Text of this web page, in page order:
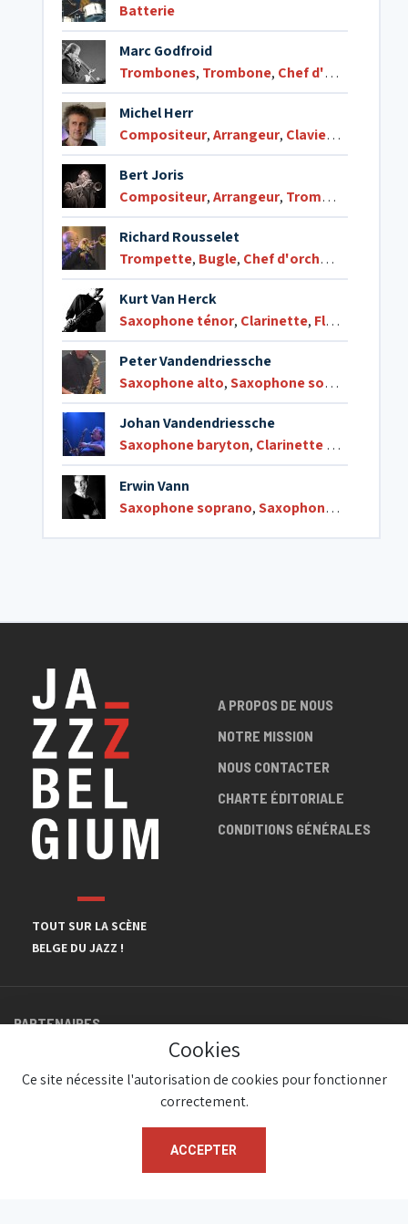
Batterie
Marc Godfroid
Trombones, Trombone, Chef d'orchestre
Michel Herr
Compositeur,Arrangeur, Claviers ,
Bert Joris
Compositeur,Arrangeur, Trompette
Richard Rousselet
Trompette, Bugle, Chef d'orchestre
Kurt Van Herck
Saxophone ténor, Clarinette, Flûte
Peter Vandendriessche
Saxophone alto,Saxophone soprano
Johan Vandendriessche
Saxophone baryton, Clarinette basse
Erwin Vann
Saxophone soprano,Saxophone ténor
TOUT SUR LA SCÈNE
BELGE DU JAZZ !
A PROPOS DE NOUS
NOTRE MISSION
NOUS CONTACTER
CHARTE ÉDITORIALE
CONDITIONS GÉNÉRALES
PARTENAIRES
© JazzInBelgium 2026 ( Version 1.1.2)
Cookies
Ce site nécessite l'autorisation de cookies pour fonctionner
correctement.
ACCEPTER